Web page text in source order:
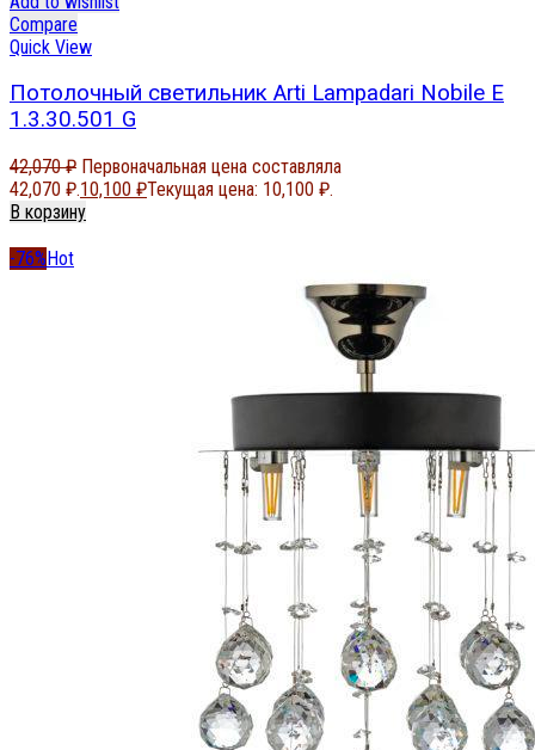
Compare
Quick View
Потолочный светильник Arti Lampadari Nobile E
1.3.30.501 G
42,070₽ Первоначальная цена составляла
42,070 ₽.10,100 ₽Текущая цена: 10,100 ₽.
В корзину
-76%Hot